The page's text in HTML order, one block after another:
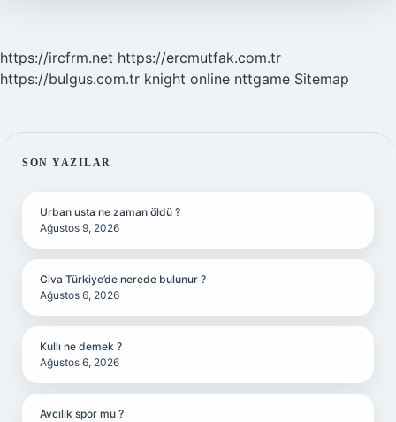
https://ircfrm.net https://ercmutfak.com.tr
https://bulgus.com.tr knight online nttgame Sitemap
SIDEBAR
SON YAZILAR
Urban usta ne zaman öldü ?
Ağustos 9, 2026
Civa Türkiye’de nerede bulunur ?
Ağustos 6, 2026
Kullı ne demek ?
Ağustos 6, 2026
Avcılık spor mu ?